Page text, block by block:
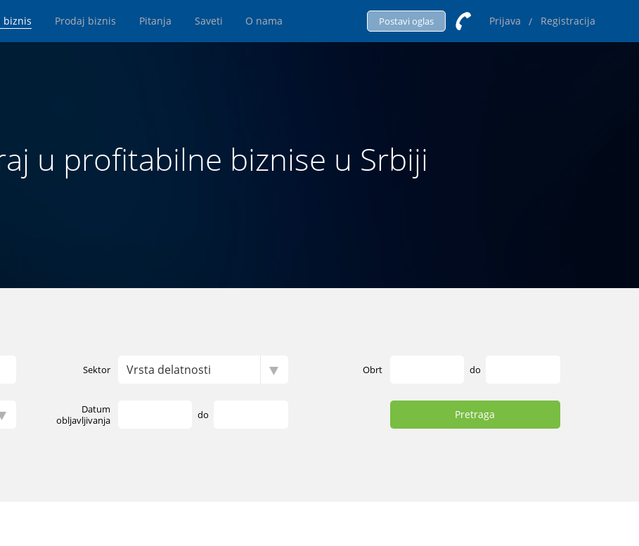
biznis Prodaj biznis Pitanja Saveti O nama Postavi oglas Prijava / Registracija
u profitabilne biznise u Srbiji
Sektor
Datum
obljavljivanja
do
Obrt do
Pretraga